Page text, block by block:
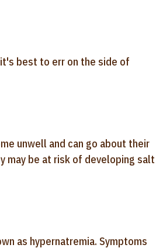
best to err on the side of
unwell and can go about their
may be at risk of developing salt
as hypernatremia. Symptoms